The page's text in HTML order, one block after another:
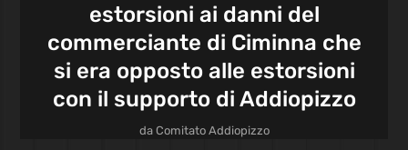
estorsioni ai danni del
commerciante di Ciminna che
si era opposto alle estorsioni
con il supporto di Addiopizzo
da Comitato Addiopizzo